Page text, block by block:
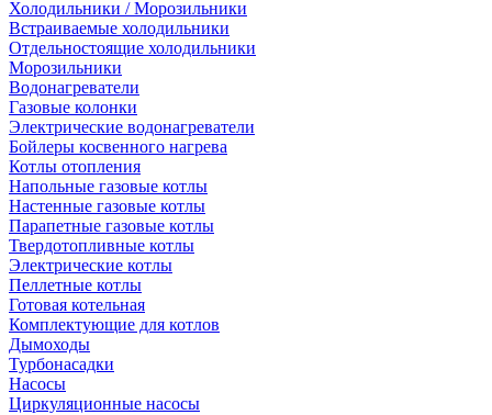
Холодильники / Морозильники
Встраиваемые холодильники
Отдельностоящие холодильники
Морозильники
Водонагреватели
Газовые колонки
Электрические водонагреватели
Бойлеры косвенного нагрева
Котлы отопления
Напольные газовые котлы
Настенные газовые котлы
Парапетные газовые котлы
Твердотопливные котлы
Электрические котлы
Пеллетные котлы
Готовая котельная
Комплектующие для котлов
Дымоходы
Турбонасадки
Насосы
Циркуляционные насосы